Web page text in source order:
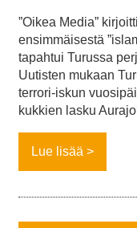
”Oikea Media”
ensimmäisestä
tapahtui Turussa
Uutisten mukaan
terrori-iskun
kukkien lasku
Lue lisää